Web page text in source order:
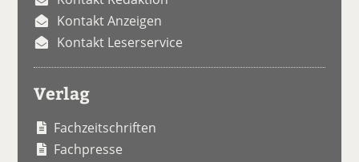
Kontakt Anzeigen
Kontakt Leserservice
Verlag
Fachzeitschriften
Fachpresse